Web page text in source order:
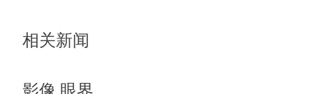
相关新闻